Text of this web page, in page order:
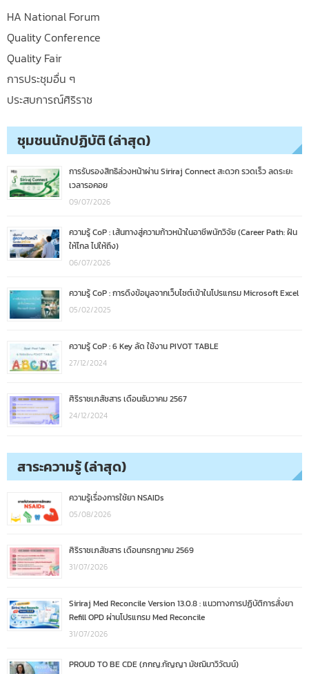
HA National Forum
Quality Conference
Quality Fair
การประชุมอื่น ๆ
ประสบการณ์ศิริราช
ชุมชนนักปฏิบัติ (ล่าสุด)
การรับรองสิทธิล่วงหน้าผ่าน Siriraj Connect สะดวก รวดเร็ว ลดระยะ
เวลารอคอย
09/07/2026
ความรู้ CoP : เส้นทางสู่ความก้าวหน้าในอาชีพนักวิจัย (Career Path: ฝัน
ให้ไกล ไปให้ถึง)
06/07/2026
ความรู้ CoP : การดึงข้อมูลจากเว็บไซต์เข้าในโปรแกรม Microsoft Excel
05/02/2025
ความรู้ CoP : 6 Key ลัด ใช้งาน PIVOT TABLE
27/12/2024
ศิริราชเภสัชสาร เดือนธันวาคม 2567
24/12/2024
สาระความรู้ (ล่าสุด)
ความรู้เรื่องการใช้ยา NSAIDs
05/08/2026
ศิริราชเภสัชสาร เดือนกรกฎาคม 2569
31/07/2026
Siriraj Med Reconcile Version 13.0.8 : แนวทางการปฏิบัติการสั่งยา
Refill OPD ผ่านโปรแกรม Med Reconcile
31/07/2026
PROUD TO BE CDE (ภกญ.กัญญา มัชฌิมาวิวัฒน์)